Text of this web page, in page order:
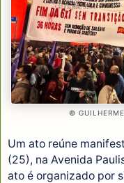
©
Um ato reúne
(25), na Avenida
ato é organizado por